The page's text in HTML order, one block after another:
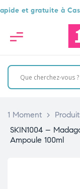
gratuite à
1 Moment >
SKIN1004 –
Ampoule 100ml